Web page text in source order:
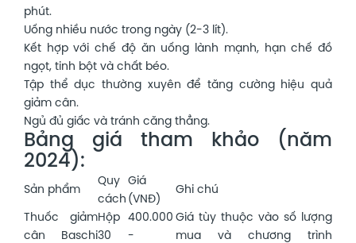
phút.
Uống nhiều nước trong ngày (2-3 lít).
Kết hợp với chế độ ăn uống lành mạnh, hạn chế đồ
ngọt, tinh bột và chất béo.
Tập thể dục thường xuyên để tăng cường hiệu quả
giảm cân.
Ngủ đủ giấc và tránh căng thẳng.
Bảng giá tham khảo (năm
2024):
Sản phẩm
Quy
cách
Giá
(VNĐ)
Ghi chú
Thuốc giảm
cân Baschi
Hộp
30
400.000
-
Giá tùy thuộc vào số lượng
mua và chương trình